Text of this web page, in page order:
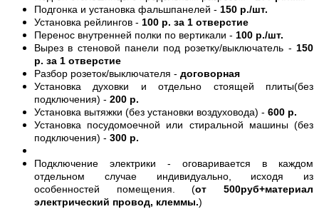
Подгонка и установка фальшпанелей - 150 р./шт.
Установка рейлингов - 100 р. за 1 отверстие
Перенос внутренней полки по вертикали - 100 р./шт.
Вырез в стеновой панели под розетку/выключатель - 150
р. за 1 отверстие
Разбор розеток/выключателя - договорная
Установка духовки и отдельно стоящей плиты(без
подключения) - 200 р.
Установка вытяжки (без установки воздуховода) - 600 р.
Установка посудомоечной или стиральной машины (без
подключения) - 300 р.
Подключение электрики - оговаривается в каждом
отдельном случае индивидуально, исходя из
особенностей помещения. (от 500руб+материал
электрический провод, клеммы.)